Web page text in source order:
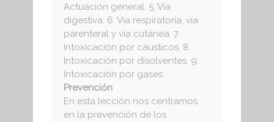
Actuación general. 5. Vía
digestiva. 6. Vía respiratoria, vía
parenteral y vía cutánea. 7.
Intoxicación por cáusticos. 8.
Intoxicación por disolventes. 9.
Intoxicación por gases.
Prevención
En esta lección nos centramos
en la prevención de los